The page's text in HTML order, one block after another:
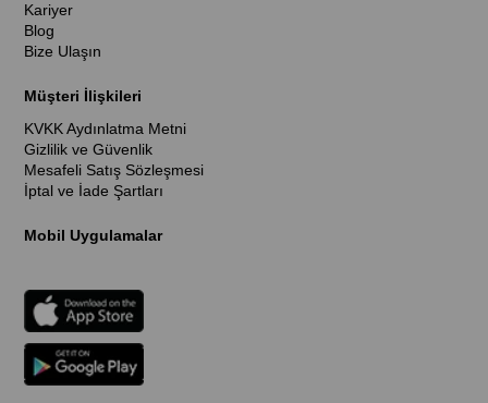
Kariyer
Blog
Bize Ulaşın
Müşteri İlişkileri
KVKK Aydınlatma Metni
Gizlilik ve Güvenlik
Mesafeli Satış Sözleşmesi
İptal ve İade Şartları
Mobil Uygulamalar